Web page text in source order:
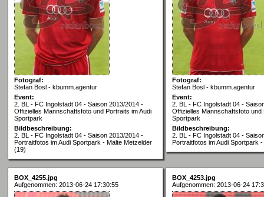
Fotograf:
Stefan Bösl - kbumm.agentur
Event:
2. BL - FC Ingolstadt 04 - Saison 2013/2014 -
Offizielles Mannschaftsfoto und Portraits im Audi
Sportpark
Bildbeschreibung:
2. BL - FC Ingolstadt 04 - Saison 2013/2014 -
Portraitfotos im Audi Sportpark - Malte Metzelder
(19)
Fotograf:
Stefan Bösl - kbumm.agentur
Event:
2. BL - FC Ingolstadt 04 -
Offizielles Mannschaftsfoto und
Sportpark
Bildbeschreibung:
2. BL - FC Ingolstadt 04 -
Portraitfotos im Audi Sportpark
BOX_4255.jpg
Aufgenommen: 2013-06-24 17:30:55
BOX_4253.jpg
Aufgenommen: 2013-06-24